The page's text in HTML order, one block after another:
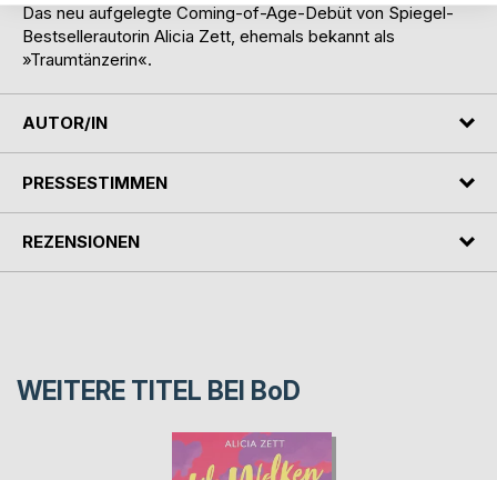
Das neu aufgelegte Coming-of-Age-Debüt von Spiegel-
Bestsellerautorin Alicia Zett, ehemals bekannt als
»Traumtänzerin«.
AUTOR/IN
PRESSESTIMMEN
REZENSIONEN
WEITERE TITEL BEI BoD